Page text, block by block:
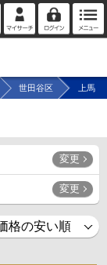
世田谷区 上馬
変更
変更